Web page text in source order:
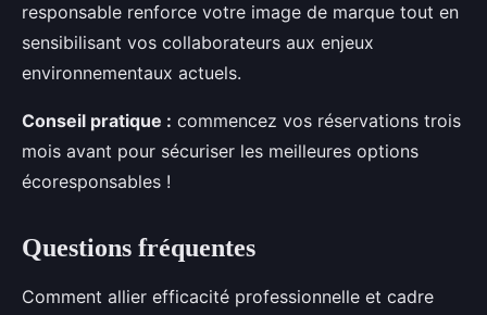
responsable renforce votre image de marque tout en
sensibilisant vos collaborateurs aux enjeux
environnementaux actuels.
Conseil pratique : commencez vos réservations trois
mois avant pour sécuriser les meilleures options
écoresponsables !
Questions fréquentes
Comment allier efficacité professionnelle et cadre